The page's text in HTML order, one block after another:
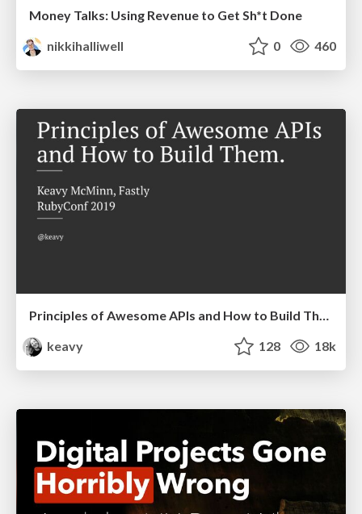
Money Talks: Using Revenue to Get Sh*t Done
nikkihalliwell
0 460
Principles of Awesome APIs and How to Build Them.
keavy
128 18k